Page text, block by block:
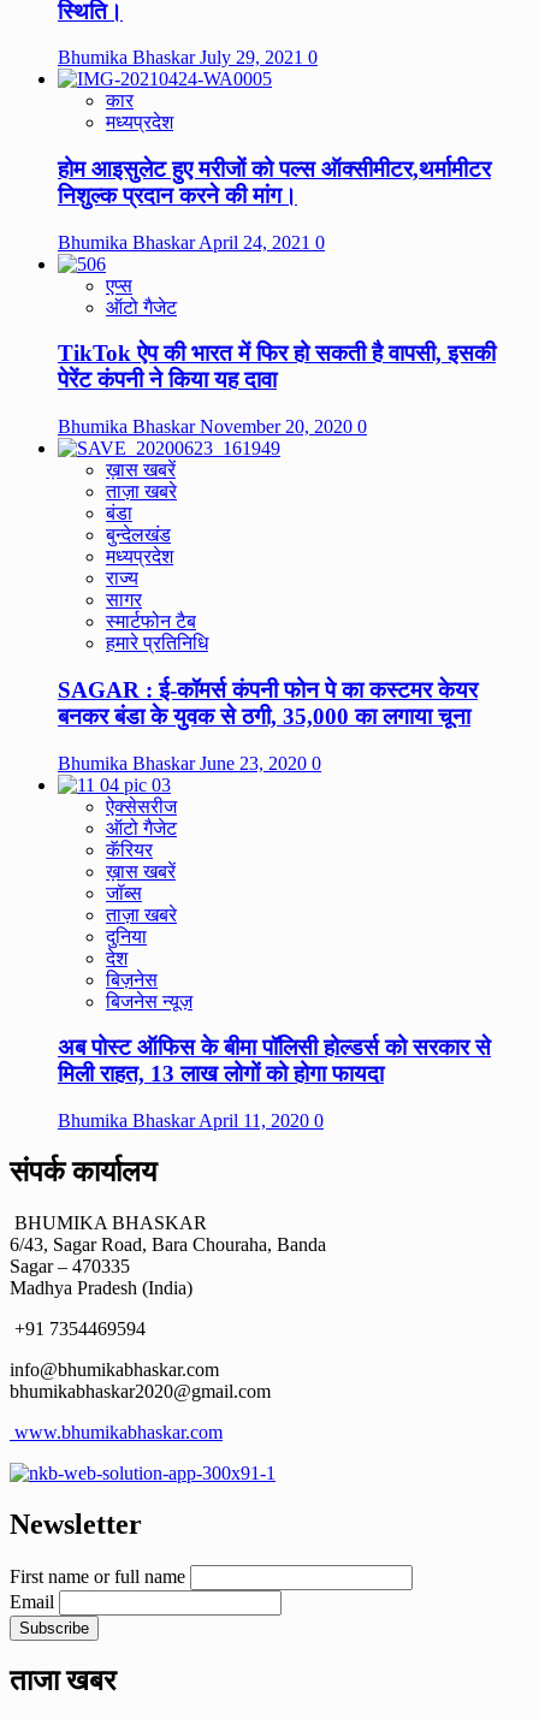
स्थिति।
Bhumika BhaskarJuly 29, 2021 0
कार
मध्यप्रदेश
होम आइसुलेट हुए मरीजों को पल्स ऑक्सीमीटर,थर्मामीटर
निशुल्क प्रदान करने की मांग।
Bhumika BhaskarApril 24, 2021 0
एप्स
ऑटो गैजेट
TikTok ऐप की भारत में फिर हो सकती है वापसी, इसकी
पेरेंट कंपनी ने किया यह दावा
Bhumika BhaskarNovember 20, 2020 0
ख़ास खबरें
ताज़ा खबरे
बंडा
बुन्देलखंड
मध्यप्रदेश
राज्य
सागर
स्मार्टफोन टैब
हमारे प्रतिनिधि
SAGAR : ई-कॉमर्स कंपनी फोन पे का कस्टमर केयर
बनकर बंडा के युवक से ठगी, 35,000 का लगाया चूना
Bhumika BhaskarJune 23, 2020 0
ऐक्सेसरीज
ऑटो गैजेट
कॅरियर
ख़ास खबरें
जॉब्स
ताज़ा खबरे
दुनिया
देश
बिज़नेस
बिजनेस न्यूज़
अब पोस्ट ऑफिस के बीमा पॉलिसी होल्डर्स को सरकार से
मिली राहत, 13 लाख लोगों को होगा फायदा
Bhumika BhaskarApril 11, 2020 0
संपर्क कार्यालय
BHUMIKA BHASKAR
6/43, Sagar Road, Bara Chouraha, Banda
Sagar – 470335
Madhya Pradesh (India)
+91 7354469594
info@bhumikabhaskar.com
bhumikabhaskar2020@gmail.com
www.bhumikabhaskar.com
Newsletter
First name or full name
Email
ताजा खबर